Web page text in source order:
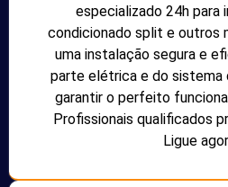
especializado 24h para
condicionado split e outros
uma instalação segura e
parte elétrica e do sistema
garantir o perfeito
Profissionais qualificados
Ligue